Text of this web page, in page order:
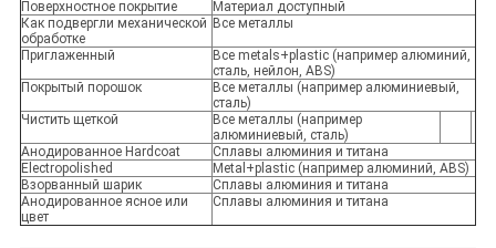
Поверхностное покрытие
Материал доступный
Как подвергли механической
обработке
Все металлы
Приглаженный
Все metals+plastic (например алюминий,
сталь, нейлон, ABS)
Покрытый порошок
Все металлы (например алюминиевый,
сталь)
Чистить щеткой
Все металлы (например
алюминиевый, сталь)
Анодированное Hardcoat
Сплавы алюминия и титана
Electropolished
Metal+plastic (например алюминий, ABS)
Взорванный шарик
Сплавы алюминия и титана
Анодированное ясное или
цвет
Сплавы алюминия и титана